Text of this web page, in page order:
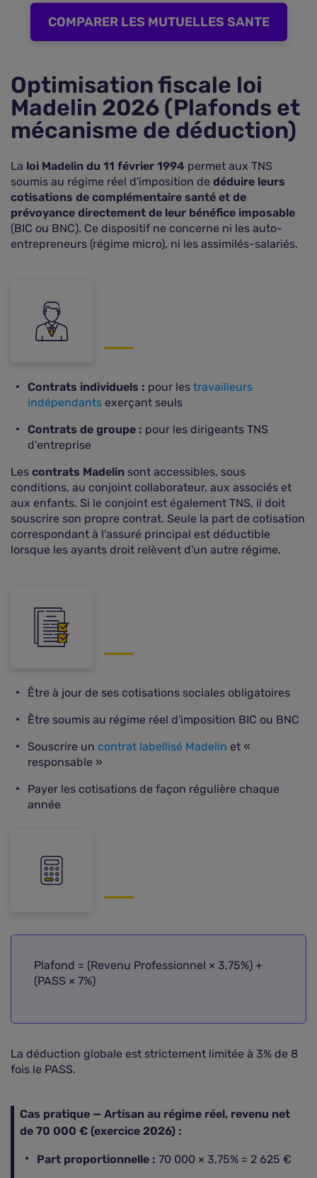
COMPARER LES MUTUELLES SANTE
Optimisation fiscale loi
Madelin 2026 (Plafonds et
mécanisme de déduction)
La loi Madelin du 11 février 1994 permet aux TNS
soumis au régime réel d'imposition de déduire leurs
cotisations de complémentaire santé et de
prévoyance directement de leur bénéfice imposable
(BIC ou BNC). Ce dispositif ne concerne ni les auto-
entrepreneurs (régime micro), ni les assimilés-salariés.
Contrats individuels : pour les travailleurs
indépendants exerçant seuls
Contrats de groupe : pour les dirigeants TNS
d'entreprise
Les contrats Madelin sont accessibles, sous
conditions, au conjoint collaborateur, aux associés et
aux enfants. Si le conjoint est également TNS, il doit
souscrire son propre contrat. Seule la part de cotisation
correspondant à l'assuré principal est déductible
lorsque les ayants droit relèvent d'un autre régime.
Être à jour de ses cotisations sociales obligatoires
Être soumis au régime réel d'imposition BIC ou BNC
Souscrire un contrat labellisé Madelin et «
responsable »
Payer les cotisations de façon régulière chaque
année
Plafond = (Revenu Professionnel × 3,75%) +
(PASS × 7%)
La déduction globale est strictement limitée à 3% de 8
fois le PASS.
Cas pratique — Artisan au régime réel, revenu net
de 70 000 € (exercice 2026) :
Part proportionnelle : 70 000 × 3,75% = 2 625 €